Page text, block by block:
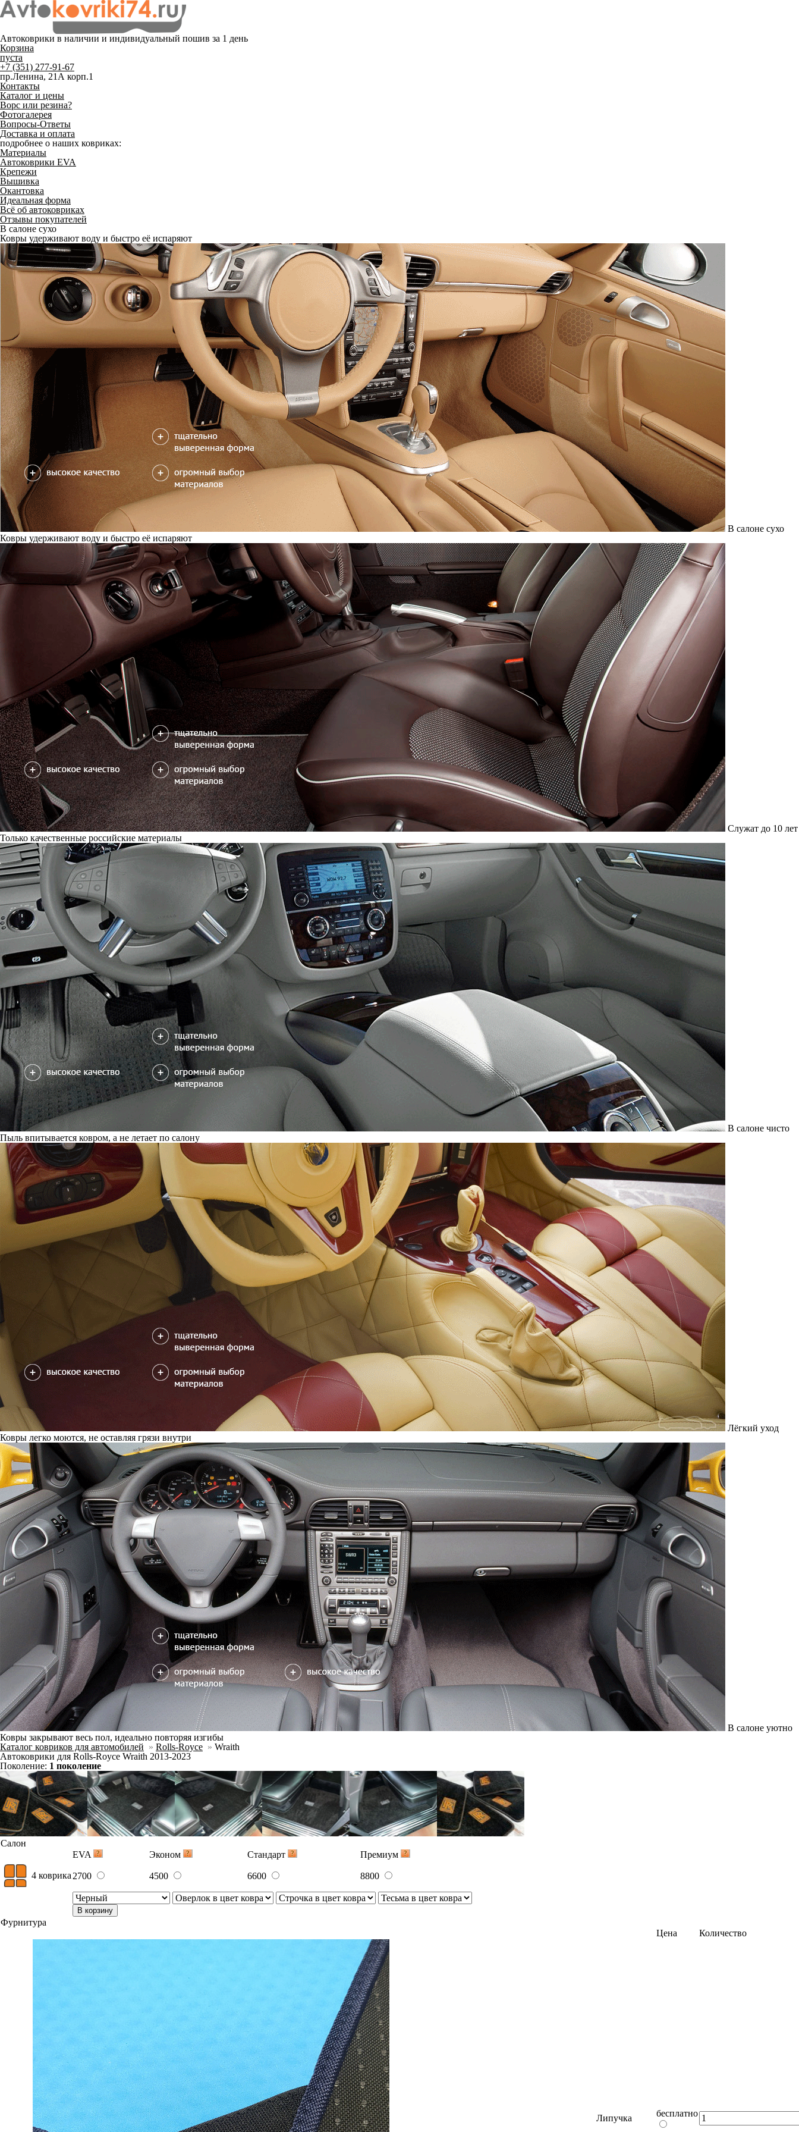
Автоковрики в наличии и индивидуальный пошив за 1 день
Корзина
пуста
+7 (351) 277-91-67
пр.Ленина, 21А корп.1
Контакты
Каталог и цены
Ворс или резина?
Фотогалерея
Вопросы-Ответы
Доставка и оплата
подробнее о наших ковриках:
Материалы
Автоковрики EVA
Крепежи
Вышивка
Окантовка
Идеальная форма
Всё об автоковриках
Отзывы покупателей
В салоне сухо
Ковры удерживают воду и быстро её испаряют
В салоне сухо
Ковры удерживают воду и быстро её испаряют
Служат до 10 лет
Только качественные российские материалы
В салоне чисто
Пыль впитывается ковром, а не летает по салону
Лёгкий уход
Ковры легко моются, не оставляя грязи внутри
В салоне уютно
Ковры закрывают весь пол, идеально повторяя изгибы
Каталог ковриков для автомобилей » Rolls-Royce » Wraith
Автоковрики для Rolls-Royce Wraith 2013-2023
Поколение: 1 поколение
Салон
EVA
Эконом Стандарт Премиум
4 коврика 2700 4500 6600 8800
В корзину
Фурнитура
Цена
Количество
Липучка бесплатно